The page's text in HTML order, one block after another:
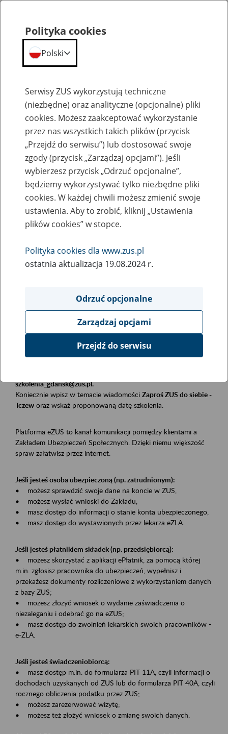
Szkolenia
Zaproś ZUS do siebie: eZUS, wizyty
rezerwowane, e-wizyty, Aktywni 50+
Rodzaj wydarzenia
Szkolenia
Obszar merytoryczny
Płatnicy, ubezpieczeni, świadczeniobiorcy
Opis wydarzenia
Szkolenie stacjonarne w siedzibie firmy, instytucji, urzędu.
szkolenia_gdansk@zus.pl.
Koniecznie wpisz w temacie wiadomości Zaproś ZUS do siebie -
Tczew oraz wskaż proponowaną datę szkolenia.
Platforma eZUS to kanał komunikacji pomiędzy klientami a
Zakładem Ubezpieczeń Społecznych. Dzięki niemu większość
spraw załatwisz przez internet.
Jeśli jesteś osoba ubezpieczoną (np. zatrudnionym):
• możesz sprawdzić swoje dane na koncie w ZUS,
• możesz wysłać wnioski do Zakładu,
• masz dostęp do informacji o stanie konta ubezpieczonego,
• masz dostęp do wystawionych przez lekarza eZLA.
Jeśli jesteś płatnikiem składek (np. przedsiębiorcą):
• możesz skorzystać z aplikacji ePłatnik, za pomocą której
m.in. zgłosisz pracownika do ubezpieczeń, wypełnisz i
przekażesz dokumenty rozliczeniowe z wykorzystaniem danych
z bazy ZUS;
• możesz złożyć wniosek o wydanie zaświadczenia o
niezaleganiu i odebrać go na eZUS;
• masz dostęp do zwolnień lekarskich swoich pracowników -
e-ZLA.
Jeśli jesteś świadczeniobiorcą:
• masz dostęp m.in. do formularza PIT 11A, czyli informacji o
dochodach uzyskanych od ZUS lub do formularza PIT 40A, czyli
rocznego obliczenia podatku przez ZUS;
• możesz zarezerwować wizytę;
• możesz też złożyć wniosek o zmianę swoich danych.
Polityka cookies
Polski
Serwisy ZUS wykorzystują techniczne
(niezbędne) oraz analityczne (opcjonalne) pliki
cookies. Możesz zaakceptować wykorzystanie
przez nas wszystkich takich plików (przycisk
„Przejdź do serwisu”) lub dostosować swoje
zgody (przycisk „Zarządzaj opcjami”). Jeśli
wybierzesz przycisk „Odrzuć opcjonalne”,
będziemy wykorzystywać tylko niezbędne pliki
cookies. W każdej chwili możesz zmienić swoje
ustawienia. Aby to zrobić, kliknij „Ustawienia
plików cookies” w stopce.
Polityka cookies dla www.zus.pl
ostatnia aktualizacja 19.08.2024 r.
Odrzuć opcjonalne
Zarządzaj opcjami
Przejdź do serwisu